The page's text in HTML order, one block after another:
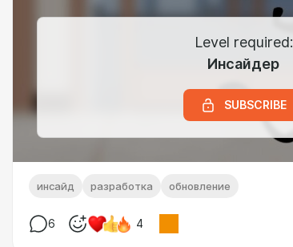
Level required:
Инсайдер
SUBSCRIBE
инсайд разработка обновление
6 4